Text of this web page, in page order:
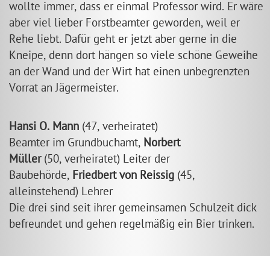
wollte immer, dass er einmal Professor wird. Er wäre
aber viel lieber Forstbeamter geworden, weil er
Rehe liebt. Dafür geht er jetzt aber gerne in die
Kneipe, denn dort hängen so viele schöne Geweihe
an der Wand und der Wirt hat einen unbegrenzten
Vorrat an Jägermeister.
Hansi O. Mann (47, verheiratet)
Beamter im Grundbuchamt, Norbert
Müller(50, verheiratet) Leiter der
Baubehörde, Friedbert von Reissig (45,
alleinstehend) Lehrer
Die drei sind seit ihrer gemeinsamen Schulzeit dick
befreundet und gehen regelmäßig ein Bier trinken.